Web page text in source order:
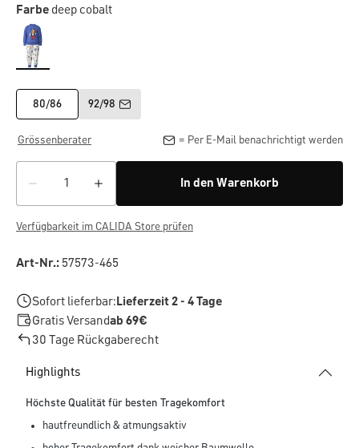
Farbe deep cobalt
80/86 92/98
Grössenberater = Per E-Mail benachrichtigt werden
In den Warenkorb
Verfügbarkeit im CALIDA Store prüfen
Art-Nr.: 57573-465
Sofort lieferbar:Lieferzeit 2 - 4 Tage
Gratis Versandab 69€
30 Tage Rückgaberecht
Highlights
Höchste Qualität für besten Tragekomfort
hautfreundlich & atmungsaktiv